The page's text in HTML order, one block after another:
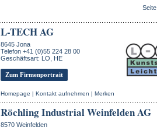
Seite
L-TECH AG
8645 Jona
Telefon +41 (0)55 224 28 00
Geschäftsart: LO, HE
Zum Firmenportrait
Homepage | Kontakt aufnehmen | Merken
Röchling Industrial Weinfelden AG
8570 Weinfelden